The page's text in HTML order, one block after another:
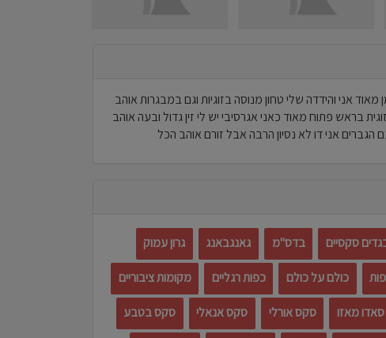
אני והידדה שלי טחון מנוסה בזוגיות וגם במבגרות אוהב
בראש פתוח מאוד כאני אגרסיבי יש לי זין גדול ובעה אוהב
הגברים אני דו לא נסיון הרבה אבל זורם אוהב הכל
סקסיים בדס"מ גאנגבאנג גרון עמוק
כולם על כולם כפות רגליים מקומות ציבוריים
סאדו מאזו סקס אורלי סקס אנאלי סקס בטבע